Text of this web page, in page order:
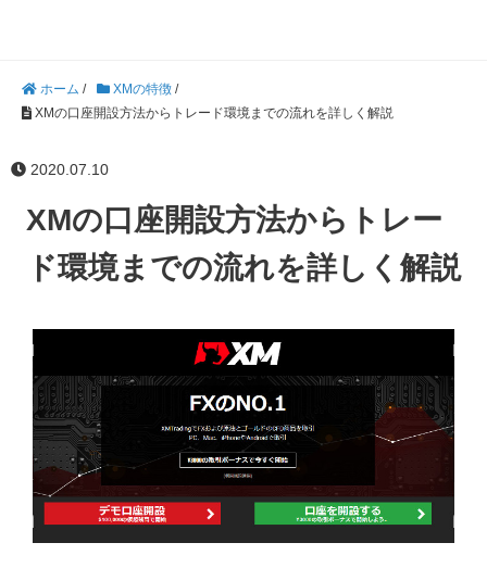
ホーム / XMの特徴 /
XMの口座開設方法からトレード環境までの流れを詳しく解説
2020.07.10
XMの口座開設方法からトレー
ド環境までの流れを詳しく解説